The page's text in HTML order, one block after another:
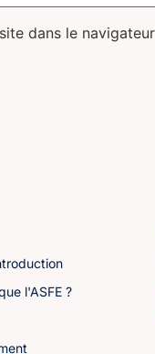
dans le
l'ASFE ?